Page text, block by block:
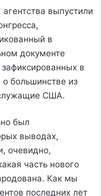
выпустили
в
документе
в
большинстве из
США.
был
выводах,
очевидно,
часть нового
Как мы
последних лет